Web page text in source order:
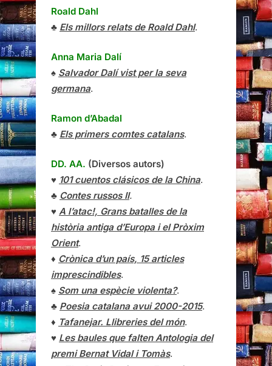
Roald Dahl
♣ Els millors relats de Roald Dahl.
Anna Maria Dalí
♠ Salvador Dalí vist per la seva
germana.
Ramon d’Abadal
♣ Els primers comtes catalans.
DD. AA. (Diversos autors)
♥ 101 cuentos clásicos de la China.
♣ Contes russos II.
♥ A l’atac!, Grans batalles de la
història antiga d’Europa i el Pròxim
Orient.
♦ Crònica d’un país, 15 articles
imprescindibles.
♠ Som una espècie violenta?.
♣ Poesia catalana avui 2000-2015.
♦ Tafanejar. Llibreries del món.
♥ Les baules que falten Antologia del
premi Bernat Vidal i Tomàs.